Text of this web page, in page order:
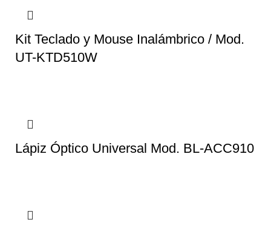
Kit Teclado y Mouse Inalámbrico / Mod.
UT-KTD510W
Lápiz Óptico Universal Mod. BL-ACC910